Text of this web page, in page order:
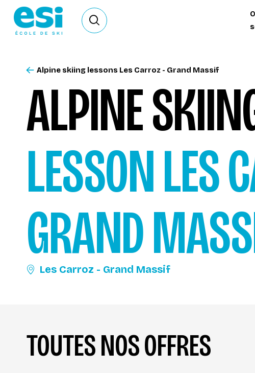
Ouvrir le formulaire de recherche
ALPINE
LESSONLES
GRAND
Les Carroz - Grand Massif
Alpine skiing lessons Les Carroz - Grand Massif
TOUTES NOS OFFRES